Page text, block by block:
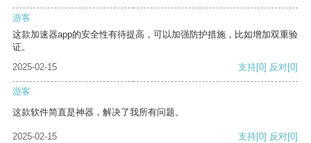
游客
这款加速器app的安全性有待提高，可以加强防护措施，比如增加双重验
证。
2025-02-15
支持[0] 反对[0]
游客
这款软件简直是神器，解决了我所有问题。
2025-02-15 支持[0] 反对[0]